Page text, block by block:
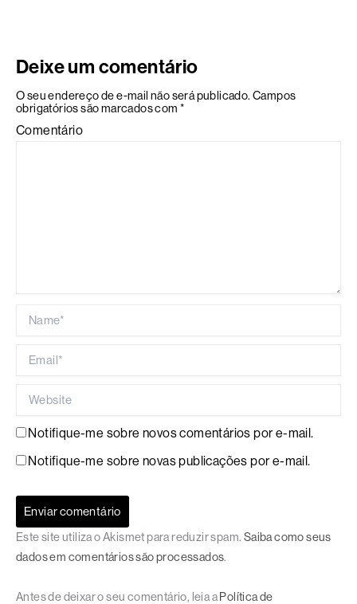
Deixe um comentário
O seu endereço de e-mail não será publicado. Campos
obrigatórios são marcados com *
Comentário
Notifique-me sobre novos comentários por e-mail.
Notifique-me sobre novas publicações por e-mail.
Este site utiliza o Akismet para reduzir spam. Saiba como seus
dados em comentários são processados.
Antes de deixar o seu comentário, leia aPolítica de